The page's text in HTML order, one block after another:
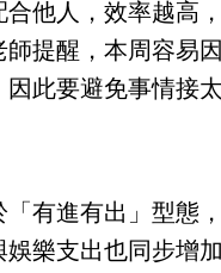
合他人，效率越高
師提醒，本周容易
因此要避免事情接
「有進有出」型態
娛樂支出也同步增